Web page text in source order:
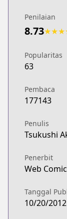
Penilaian
8.73★★★
Popularitas
63
Pembaca
177143
Penulis
Tsukushi
Penerbit
Web
Tanggal
10/20/2012